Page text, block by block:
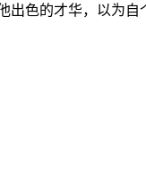
色的才华，以为